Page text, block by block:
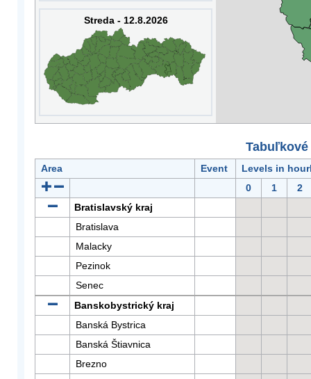
Streda - 12.8.2026
Area Event
Levels in
0
1
2
Bratislavský kraj
Bratislava
Malacky
Pezinok
Senec
Banskobystrický kraj
Banská Bystrica
Banská Štiavnica
Brezno